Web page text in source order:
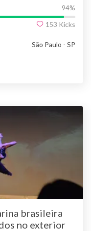
94%
153 Kicks
São Paulo - SP
brasileira
no exterior